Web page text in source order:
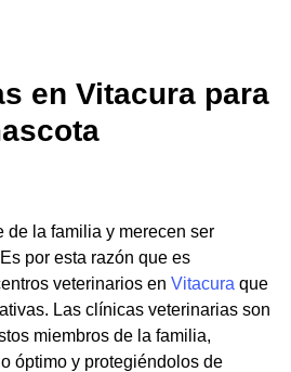
en Vitacura para
de la familia y merecen ser
por esta razón que es
veterinarios en Vitacura que
Las clínicas veterinarias son
miembros de la familia,
óptimo y protegiéndolos de